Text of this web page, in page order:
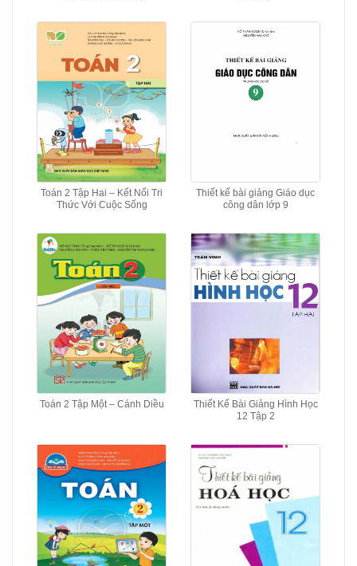
Toán 2 Tập Hai – Kết Nối Tri
Thức Với Cuộc Sống
Thiết kế bài giảng Giáo dục
công dân lớp 9
Toán 2 Tập Một – Cánh Diều
Thiết Kế Bài Giảng Hình Học
12 Tập 2